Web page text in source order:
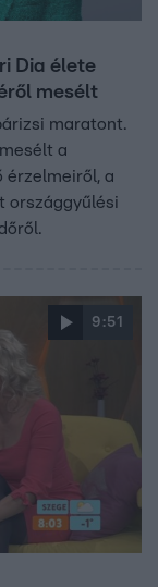
Dia élete
mesélt
maratont.
a
érzelmeiről, a
országgyűlési
9:51